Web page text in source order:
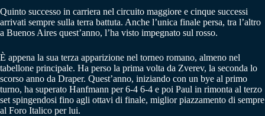
Quinto successo in carriera nel circuito maggiore e cinque successi
arrivati sempre sulla terra battuta. Anche l’unica finale persa, tra l’altro
a Buenos Aires quest’anno, l’ha visto impegnato sul rosso.
È appena la sua terza apparizione nel torneo romano, almeno nel
tabellone principale. Ha perso la prima volta da Zverev, la seconda lo
scorso anno da Draper. Quest’anno, iniziando con un bye al primo
turno, ha superato Hanfmann per 6-4 6-4 e poi Paul in rimonta al terzo
set spingendosi fino agli ottavi di finale, miglior piazzamento di sempre
al Foro Italico per lui.